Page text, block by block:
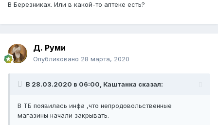
В Березниках. Или в какой-то аптеке есть?
Д. Руми
Опубликовано 28 марта, 2020
В 28.03.2020 в 06:00, Каштанка сказал:
В ТБ появилась инфа ,что непродовольственные
магазины начали закрывать.